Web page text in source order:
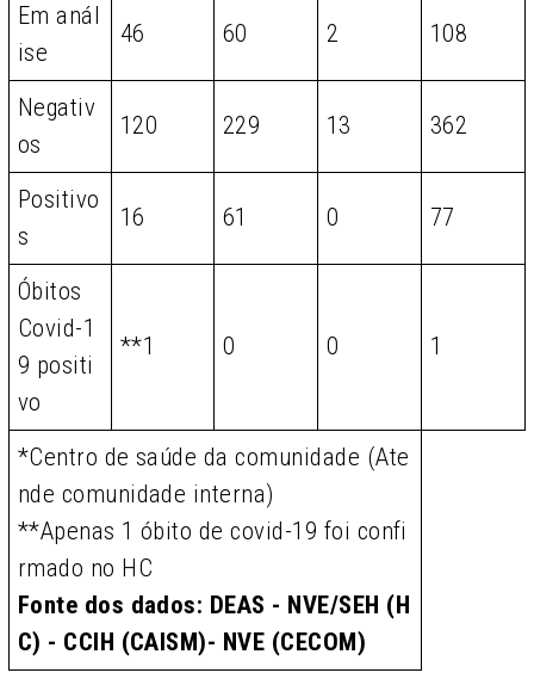
Em anál
ise
46 60 2 108
Negativ
os
120 229 13 362
Positivo
s
16 61 0 77
Óbitos
Covid-1
9 positi
vo
**1 0 0 1
*Centro de saúde da comunidade (Ate
nde comunidade interna)
**Apenas 1 óbito de covid-19 foi confi
rmado no HC
Fonte dos dados: DEAS - NVE/SEH (H
C) - CCIH (CAISM)- NVE (CECOM)